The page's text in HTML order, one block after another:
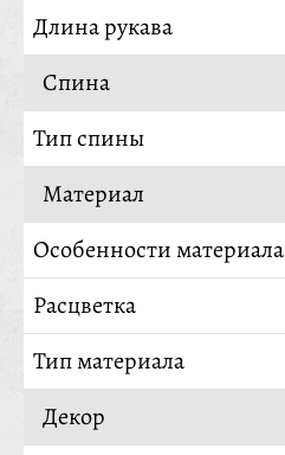
Длина рукава
Спина
Тип спины
Материал
Особенности материала
Расцветка
Тип материала
Декор